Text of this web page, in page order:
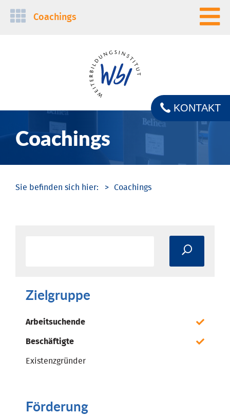
Navigation
Coachings
Coachings
KONTAKT
Coachings
Zielgruppe
Arbeitsuchende
Beschäftigte
Existenzgründer
Förderung